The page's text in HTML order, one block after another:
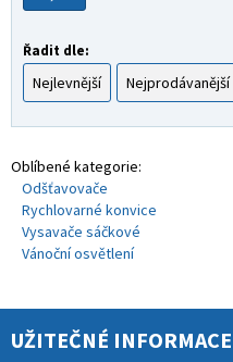
Řadit dle:
Nejlevnější Nejprodávanější
Oblíbené kategorie:
Odšťavovače
Rychlovarné konvice
Vysavače sáčkové
Vánoční osvětlení
UŽITEČNÉ INFORMACE